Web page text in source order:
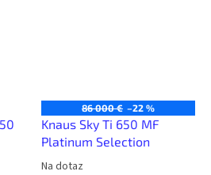
86 000 € –22 %
Knaus Sky Ti 650 MF
Platinum Selection
Na dotaz